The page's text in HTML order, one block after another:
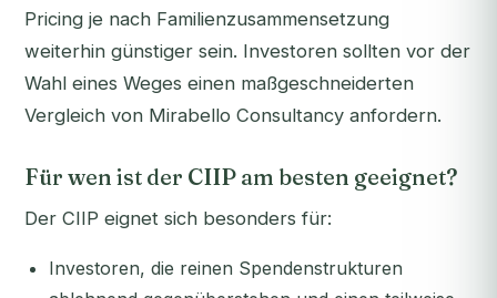
Pricing je nach Familienzusammensetzung
weiterhin günstiger sein. Investoren sollten vor der
Wahl eines Weges einen maßgeschneiderten
Vergleich von Mirabello Consultancy anfordern.
Für wen ist der CIIP am besten geeignet?
Der CIIP eignet sich besonders für:
Investoren, die reinen Spendenstrukturen